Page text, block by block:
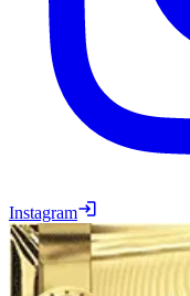
Instagram